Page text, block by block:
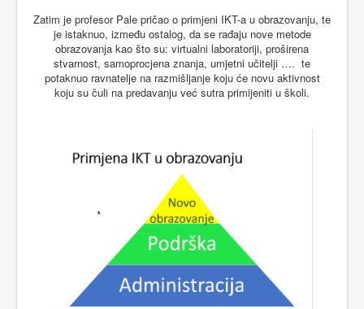
Zatim je profesor Pale pričao o primjeni IKT-a u obrazovanju, te
je istaknuo, između ostalog, da se rađaju nove metode
obrazovanja kao što su: virtualni laboratoriji, proširena
stvarnost, samoprocjena znanja, umjetni učitelji …. te
potaknuo ravnatelje na razmišljanje koju će novu aktivnost
koju su čuli na predavanju već sutra primijeniti u školi.